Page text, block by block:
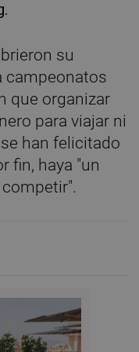
su
campeonatos
que organizar
para viajar ni
han felicitado
fin, haya "un